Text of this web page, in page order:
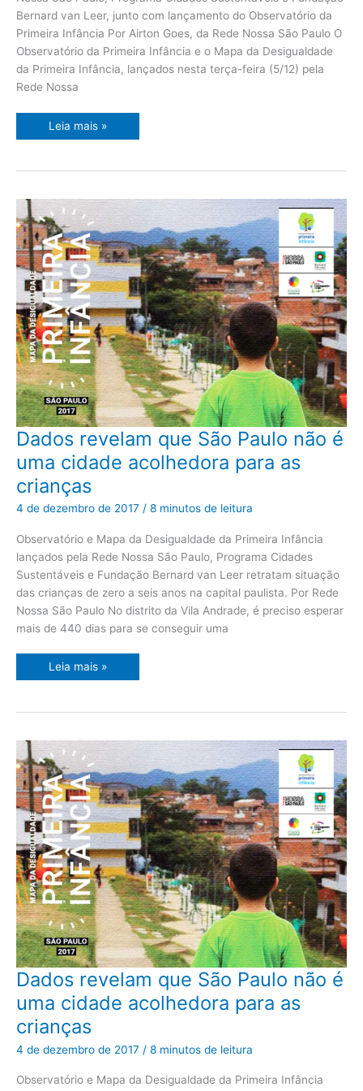
Bernard van Leer, junto com lançamento do Observatório da
Primeira Infância Por Airton Goes, da Rede Nossa São Paulo O
Observatório da Primeira Infância e o Mapa da Desigualdade
da Primeira Infância, lançados nesta terça-feira (5/12) pela
Rede Nossa
crianças
Leia mais »
Dados revelam que São Paulo não é
uma cidade acolhedora para as
crianças
4 de dezembro de 2017 / 8 minutos de leitura
Observatório e Mapa da Desigualdade da Primeira Infância
lançados pela Rede Nossa São Paulo, Programa Cidades
Sustentáveis e Fundação Bernard van Leer retratam situação
das crianças de zero a seis anos na capital paulista. Por Rede
Nossa São Paulo No distrito da Vila Andrade, é preciso esperar
mais de 440 dias para se conseguir uma
Dados
revelam
São
Paulo
não
é
uma
cidade
para
as
crianças
Leia mais »
Dados revelam que São Paulo não é
uma cidade acolhedora para as
crianças
4 de dezembro de 2017 / 8 minutos de leitura
Observatório e Mapa da Desigualdade da Primeira Infância
Dados
revelam
São
Paulo
não
é
uma
cidade
para
as